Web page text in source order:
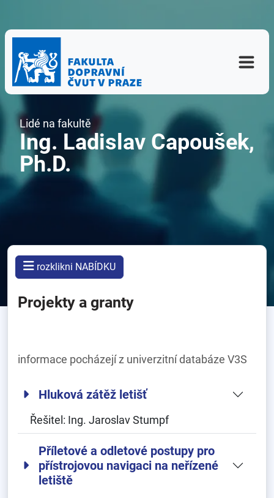
Lidé na fakultě
Ing. Ladislav Capoušek,
Ph.D.
rozklikni NABÍDKU
Projekty a granty
informace pocházejí z univerzitní databáze V3S
Hluková zátěž letišť
Řešitel: Ing. Jaroslav Stumpf
Příletové a odletové postupy pro
přístrojovou navigaci na neřízené
letiště